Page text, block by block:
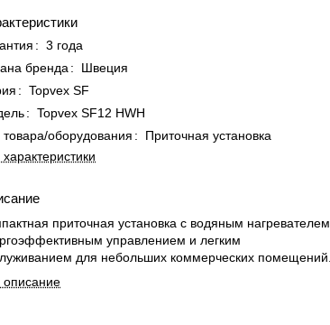
: 3 года
бренда :
Швеция
: Topvex SF
: Topvex SF12 HWH
товара/оборудования :
Приточная установка
приточная установка с водяным нагревателем,
управлением и легким
для небольших коммерческих помещений.
описание